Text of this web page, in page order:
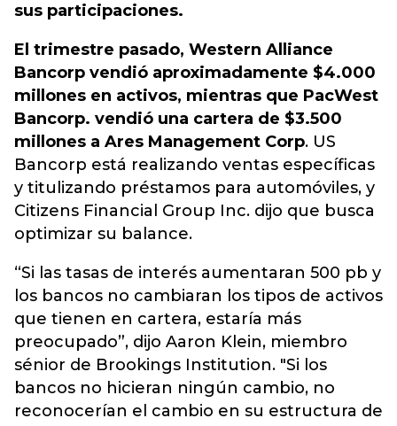
sus participaciones.
El trimestre pasado, Western Alliance
Bancorp vendió aproximadamente $4.000
millones en activos, mientras que PacWest
Bancorp. vendió una cartera de $3.500
millones a Ares Management Corp. US
Bancorp está realizando ventas específicas
y titulizando préstamos para automóviles, y
Citizens Financial Group Inc. dijo que busca
optimizar su balance.
“Si las tasas de interés aumentaran 500 pb y
los bancos no cambiaran los tipos de activos
que tienen en cartera, estaría más
preocupado”, dijo Aaron Klein, miembro
sénior de Brookings Institution. "Si los
bancos no hicieran ningún cambio, no
reconocerían el cambio en su estructura de